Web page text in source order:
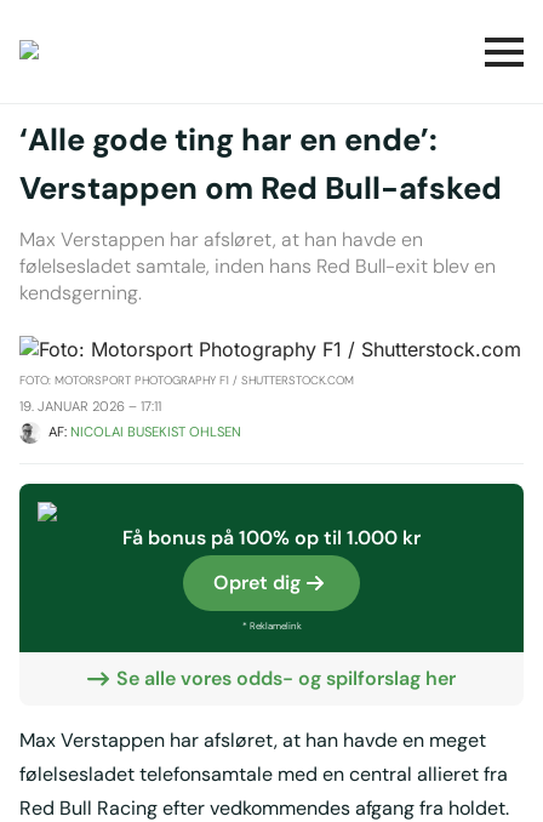
‘Alle gode ting har en ende’:
Verstappen om Red Bull-afsked
Max Verstappen har afsløret, at han havde en
følelsesladet samtale, inden hans Red Bull-exit blev en
kendsgerning.
FOTO: MOTORSPORT PHOTOGRAPHY F1 / SHUTTERSTOCK.COM
19. JANUAR 2026 – 17:11
AF: NICOLAI BUSEKIST OHLSEN
Få bonus på 100% op til 1.000 kr
Opret dig
* Reklamelink
Se alle vores odds- og spilforslag her
Max Verstappen har afsløret, at han havde en meget
følelsesladet telefonsamtale med en central allieret fra
Red Bull Racing efter vedkommendes afgang fra holdet.